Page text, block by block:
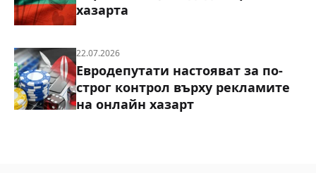
хазарта
22.07.2026
Евродепутати настояват за по-
строг контрол върху рекламите
на онлайн хазарт